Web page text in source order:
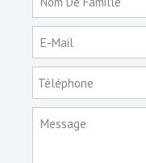
E-Mail
Téléphone
Message